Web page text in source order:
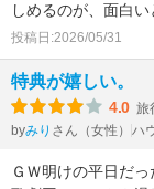
しめるのが、面白
投稿日:2026/05/31
特典が嬉しい。
4.0 旅
byみり さん（女性） ハ
ＧＷ明けの平日だっ